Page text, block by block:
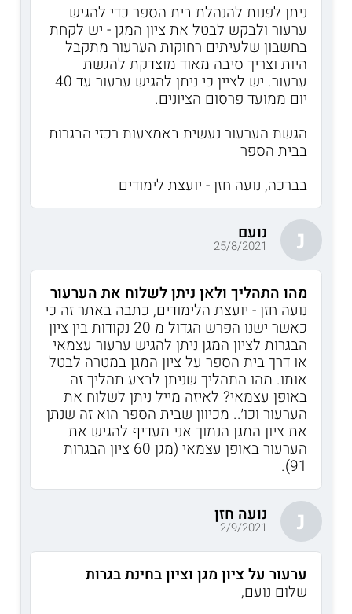
ניתן לפנות להנהלת בית הספר כדי להגיש
ערעור ולבקש לבטל את ציון המגן - יש לקחת
בחשבון שלעיתים רחוקות הערעור מתקבל
היות וצריך סיבה מאוד מוצדקת להגשת
ערעור. יש לציין כי ניתן להגיש ערעור עד 40
יום ממועד פרסום הציונים.
הגשת הערעור נעשית באמצעות רכזי הבגרות
בבית הספר
בברכה, נועה חזן - יועצת לימודים
נ נועם
25/8/2021
מהו התהליך ולאן ניתן לשלוח את הערעור
נועה חזן - יועצת הלימודים, כתבה באתר זה כי
כאשר ישנו הפרש הגדול מ 20 נקודות בין ציון
הבגרות לציון המגן ניתן להגיש ערעור עצמאי
או דרך בית הספר על ציון המגן במטרה לבטל
אותו. מהו התהליך שניתן לבצע תהליך זה
באופן עצמאי? לאיזה מייל ניתן לשלוח את
הערעור וכו׳.. מכיוון שבית הספר הוא זה שנתן
את ציון המגן הנמוך אני מעדיף להגיש את
הערעור באופן עצמאי (מגן 60 ציון הבגרות
91).
נ נועה חזן
2/9/2021
ערעור על ציון מגן וציון בחינת בגרות
שלום נועם,